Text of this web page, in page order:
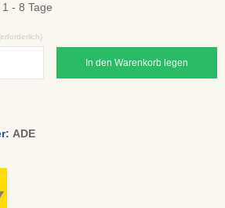
- 8 Tage
In den Warenkorb legen
ADE